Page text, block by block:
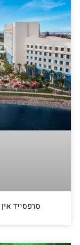
מציאת
טיסה זולה?
לחצו
פה!